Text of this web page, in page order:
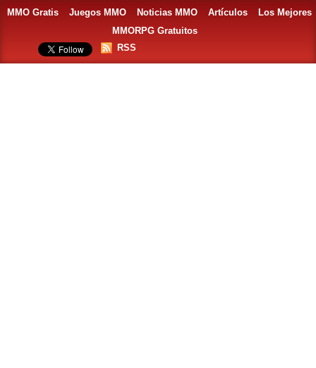
MMO Gratis Juegos MMO Noticias MMO Artículos
Los Mejores
MMORPG Gratuitos
RSS